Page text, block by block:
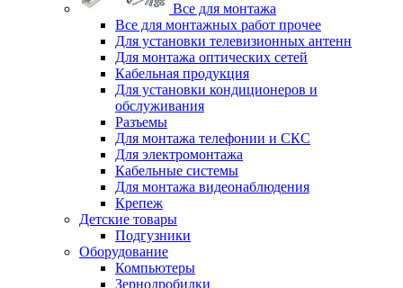
Все для монтажа
Все для монтажных работ прочее
Для установки телевизионных антенн
Для монтажа оптических сетей
Кабельная продукция
Для установки кондиционеров и
обслуживания
Разъемы
Для монтажа телефонии и СКС
Для электромонтажа
Кабельные системы
Для монтажа видеонаблюдения
Крепеж
Детские товары
Подгузники
Оборудование
Компьютеры
Зернодробилки